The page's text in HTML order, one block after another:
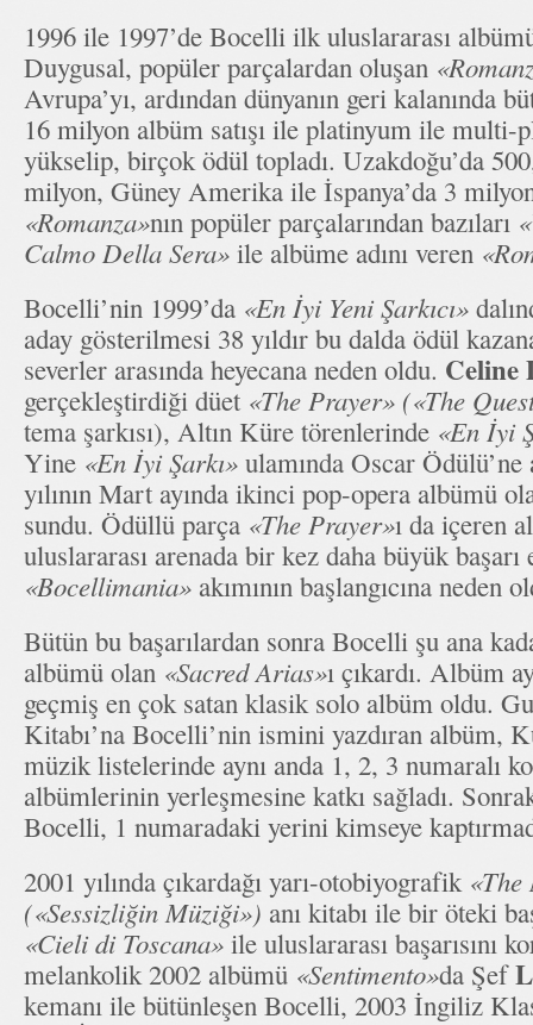
1996 ile 1997’de Bocelli ilk uluslararası
Duygusal, popüler parçalardan oluşan
Avrupa’yı, ardından dünyanın geri kalanında
16 milyon albüm satışı ile platinyum ile multi-
yükselip, birçok ödül topladı. Uzakdoğu’da
milyon, Güney Amerika ile İspanya’da 3
«Romanza»nın popüler parçalarından bazıları
Calmo Della Sera» ile albüme adını veren
Bocelli’nin 1999’da «En İyi Yeni Şarkıcı»
aday gösterilmesi 38 yıldır bu dalda ödül
severler arasında heyecana neden oldu. Celine
gerçekleştirdiği düet «The Prayer» («The
tema şarkısı), Altın Küre törenlerinde «En İyi
Yine «En İyi Şarkı» ulamında Oscar
yılının Mart ayında ikinci pop-opera albümü
sundu. Ödüllü parça «The Prayer»ı da içeren
uluslararası arenada bir kez daha büyük
«Bocellimania» akımının başlangıcına neden
Bütün bu başarılardan sonra Bocelli şu ana
albümü olan «Sacred Arias»ı çıkardı. Albüm
geçmiş en çok satan klasik solo albüm oldu.
Kitabı’na Bocelli’nin ismini yazdıran albüm,
müzik listelerinde aynı anda 1, 2, 3 numaralı
albümlerinin yerleşmesine katkı sağladı.
Bocelli, 1 numaradaki yerini kimseye
2001 yılında çıkardağı yarı-otobiyografik «The
(«Sessizliğin Müziği») anı kitabı ile bir öteki
«Cieli di Toscana» ile uluslararası başarısını
melankolik 2002 albümü «Sentimento»da Şef
kemanı ile bütünleşen Bocelli, 2003 İngiliz